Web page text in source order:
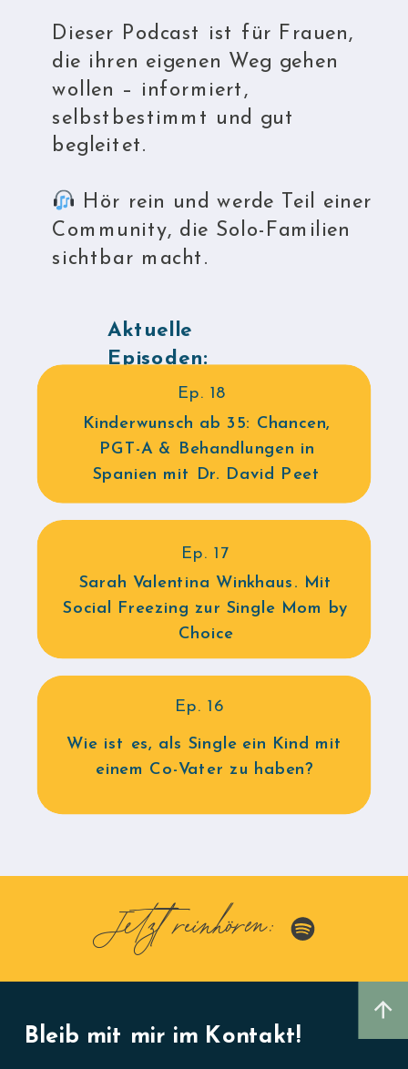
Aktuelle
Episoden:
Dieser Podcast ist für Frauen,
die ihren eigenen Weg gehen
wollen – informiert,
selbstbestimmt und gut
begleitet.
Hör rein und werde Teil einer
Community, die Solo-Familien
sichtbar macht.
Ep. 16
Wie ist es, als Single ein Kind mit
einem Co-Vater zu haben?
Ep. 17
Sarah Valentina Winkhaus. Mit
Social Freezing zur Single Mom by
Choice
Ep. 18
Kinderwunsch ab 35: Chancen,
PGT-A & Behandlungen in
Spanien mit Dr. David Peet
Jetzt reinhören:
Bleib mit mir im Kontakt!